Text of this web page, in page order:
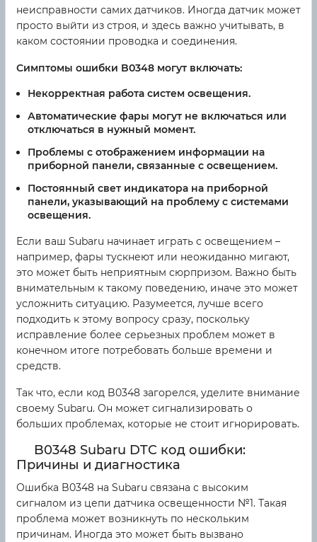
неисправности самих датчиков. Иногда датчик может
просто выйти из строя, и здесь важно учитывать, в
каком состоянии проводка и соединения.
Симптомы ошибки B0348 могут включать:
Некорректная работа систем освещения.
Автоматические фары могут не включаться или
отключаться в нужный момент.
Проблемы с отображением информации на
приборной панели, связанные с освещением.
Постоянный свет индикатора на приборной
панели, указывающий на проблему с системами
освещения.
Если ваш Subaru начинает играть с освещением –
например, фары тускнеют или неожиданно мигают,
это может быть неприятным сюрпризом. Важно быть
внимательным к такому поведению, иначе это может
усложнить ситуацию. Разумеется, лучше всего
подходить к этому вопросу сразу, поскольку
исправление более серьезных проблем может в
конечном итоге потребовать больше времени и
средств.
Так что, если код B0348 загорелся, уделите внимание
своему Subaru. Он может сигнализировать о
больших проблемах, которые не стоит игнорировать.
B0348 Subaru DTC код ошибки:
Причины и диагностика
Ошибка B0348 на Subaru связана с высоким
сигналом из цепи датчика освещенности №1. Такая
проблема может возникнуть по нескольким
причинам. Иногда это может быть вызвано